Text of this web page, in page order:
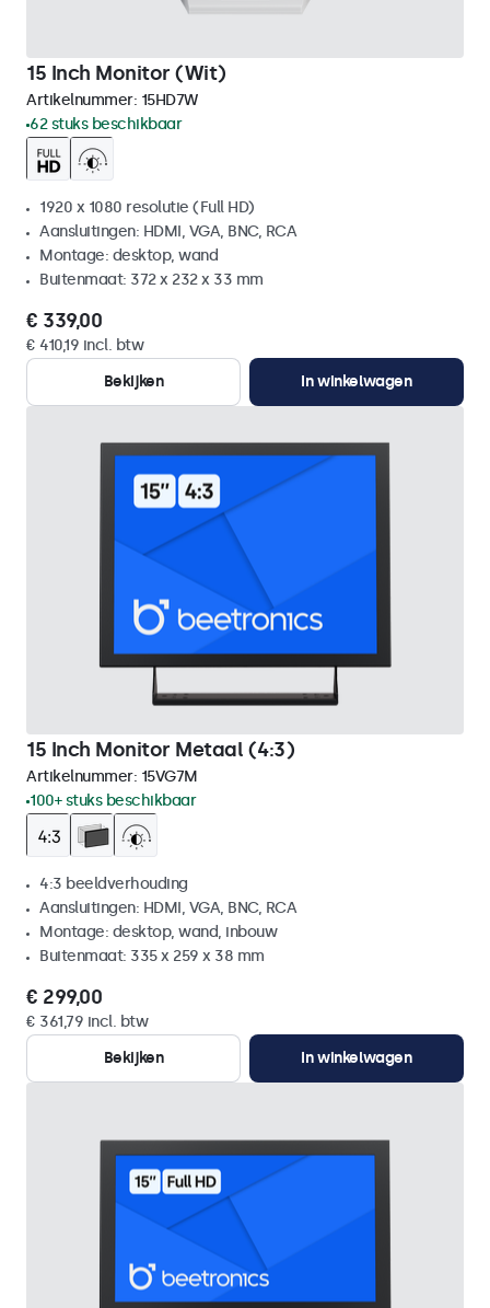
15 Inch Monitor (Wit)
Artikelnummer: 15HD7W
62 stuks beschikbaar
1920 x 1080 resolutie (Full HD)
Aansluitingen: HDMI, VGA, BNC, RCA
Montage: desktop, wand
Buitenmaat: 372 x 232 x 33 mm
€ 339,00
€ 410,19 incl. btw
Bekijken
In winkelwagen
15 Inch Monitor Metaal (4:3)
Artikelnummer: 15VG7M
100+ stuks beschikbaar
4:3 beeldverhouding
Aansluitingen: HDMI, VGA, BNC, RCA
Montage: desktop, wand, inbouw
Buitenmaat: 335 x 259 x 38 mm
€ 299,00
€ 361,79 incl. btw
Bekijken
In winkelwagen